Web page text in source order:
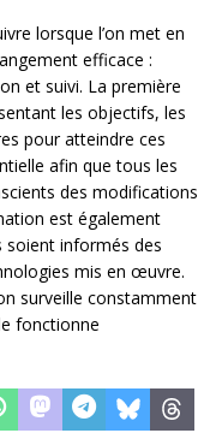
lorsque l’on met en
efficace :
et suivi. La première
les objectifs, les
pour atteindre ces
afin que tous les
des modifications
est également
soient informés des
mis en œuvre.
surveille constamment
fonctionne